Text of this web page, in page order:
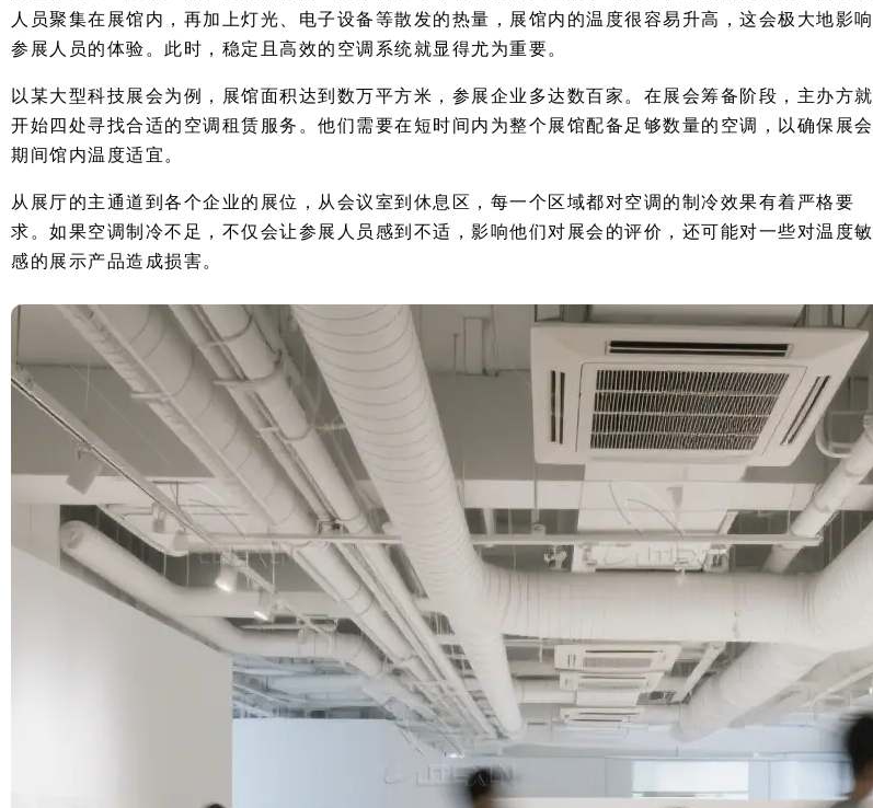
人员聚集在展馆内，再加上灯光、电子设备等散发的热量，展馆内的温度很容易升高，这会极大地影响
参展人员的体验。此时，稳定且高效的空调系统就显得尤为重要。
以某大型科技展会为例，展馆面积达到数万平方米，参展企业多达数百家。在展会筹备阶段，主办方就
开始四处寻找合适的空调租赁服务。他们需要在短时间内为整个展馆配备足够数量的空调，以确保展会
期间馆内温度适宜。
从展厅的主通道到各个企业的展位，从会议室到休息区，每一个区域都对空调的制冷效果有着严格要
求。如果空调制冷不足，不仅会让参展人员感到不适，影响他们对展会的评价，还可能对一些对温度敏
感的展示产品造成损害。